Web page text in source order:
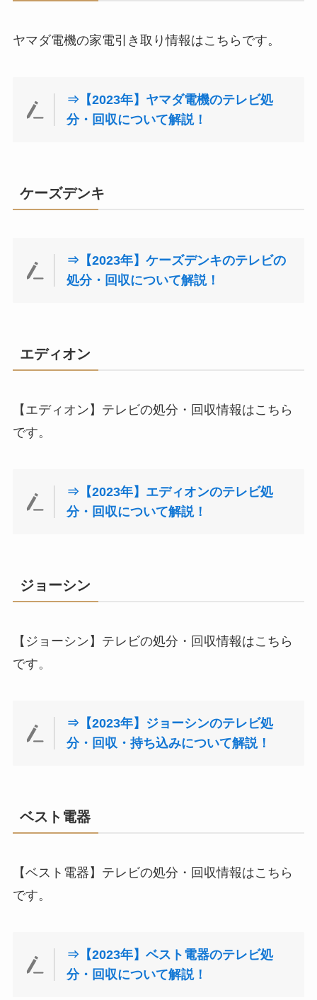
ヤマダ電機の家電引き取り情報はこちらです。
⇒【2023年】ヤマダ電機のテレビ処
分・回収について解説！
ケーズデンキ
⇒【2023年】ケーズデンキのテレビの
処分・回収について解説！
エディオン
【エディオン】テレビの処分・回収情報はこちら
です。
⇒【2023年】エディオンのテレビ処
分・回収について解説！
ジョーシン
【ジョーシン】テレビの処分・回収情報はこちら
です。
⇒【2023年】ジョーシンのテレビ処
分・回収・持ち込みについて解説！
ベスト電器
【ベスト電器】テレビの処分・回収情報はこちら
です。
⇒【2023年】ベスト電器のテレビ処
分・回収について解説！